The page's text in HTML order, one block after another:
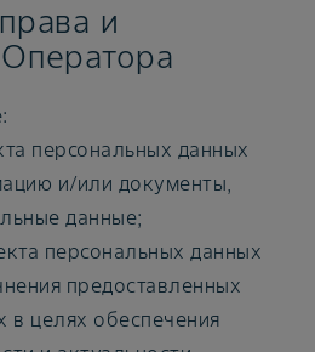
и
персональных данных
и/или документы,
данные;
персональных данных
предоставленных
в целях обеспечения